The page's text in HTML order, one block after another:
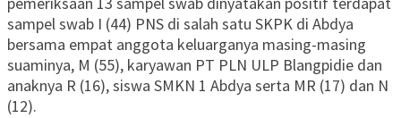
sampel swab I (44) PNS di salah satu SKPK di Abdya
bersama empat anggota keluarganya masing-masing
suaminya, M (55), karyawan PT PLN ULP Blangpidie dan
anaknya R (16), siswa SMKN 1 Abdya serta MR (17) dan N
(12).